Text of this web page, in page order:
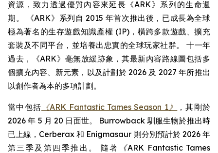
資源，致力透過優質內容來延長《ARK》系列的生命週
期。 《ARK》系列自 2015 年首次推出後，已成長為全球
極為著名的生存遊戲知識產權 (IP)，橫跨多款遊戲、擴充
套裝及不同平台，並培養出忠實的全球玩家社群。 十一年
過去，《ARK》毫無放緩跡象，其最新內容路線圖包括多
個擴充內容、新元素，以及計劃於 2026 及 2027 年所推出
以創作者為本的多項計劃。
當中包括 《ARK Fantastic Tames Season 1》
，其剛於
2026 年 5 月 20 日面世。 Burrowback 馴服生物於推出時
已上線，Cerberax 和 Enigmasaur 則分別預計於 2026 年
第三季及第四季推出。 隨著
《ARK Fantastic Tames